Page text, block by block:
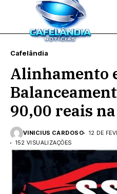
Cafelândia
Alinhamento
90,00 reais
VINICIUS CARDOSO
12 DE
152 VISUALIZAÇÕES